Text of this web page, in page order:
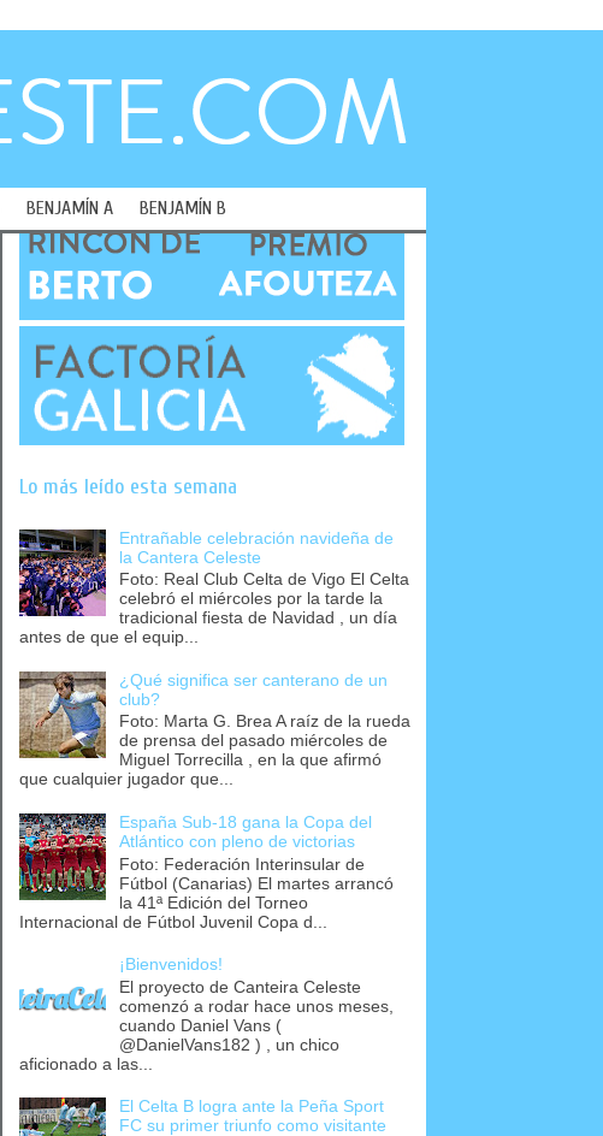
BENJAMÍN A BENJAMÍN B
Lo más leído esta semana
Entrañable celebración navideña de
la Cantera Celeste
Foto: Real Club Celta de Vigo El Celta
celebró el miércoles por la tarde la
tradicional fiesta de Navidad , un día
antes de que el equip...
¿Qué significa ser canterano de un
club?
Foto: Marta G. Brea A raíz de la rueda
de prensa del pasado miércoles de
Miguel Torrecilla , en la que afirmó
que cualquier jugador que...
España Sub-18 gana la Copa del
Atlántico con pleno de victorias
Foto: Federación Interinsular de
Fútbol (Canarias) El martes arrancó
la 41ª Edición del Torneo
Internacional de Fútbol Juvenil Copa d...
¡Bienvenidos!
El proyecto de Canteira Celeste
comenzó a rodar hace unos meses,
cuando Daniel Vans (
@DanielVans182 ) , un chico
aficionado a las...
El Celta B logra ante la Peña Sport
FC su primer triunfo como visitante